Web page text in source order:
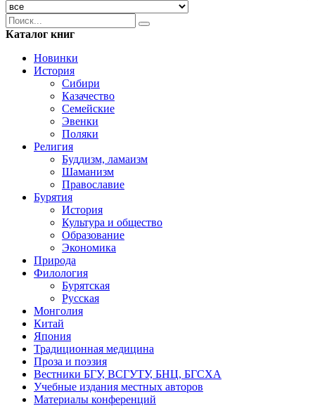
Каталог книг
Новинки
История
Сибири
Казачество
Семейские
Эвенки
Поляки
Религия
Буддизм, ламаизм
Шаманизм
Православие
Бурятия
История
Культура и общество
Образование
Экономика
Природа
Филология
Бурятская
Русская
Монголия
Китай
Япония
Традиционная медицина
Проза и поэзия
Вестники БГУ, ВСГУТУ, БНЦ, БГСХА
Учебные издания местных авторов
Материалы конференций